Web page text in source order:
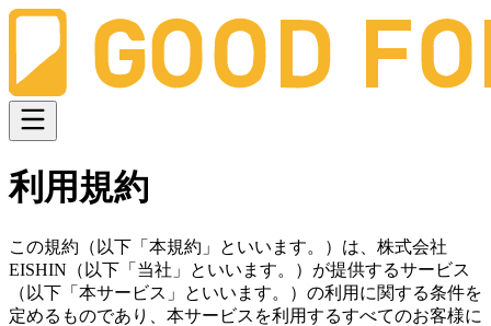
利用規約
この規約（以下「本規約」といいます。）は、株式会社
EISHIN（以下「当社」といいます。）が提供するサービス
（以下「本サービス」といいます。）の利用に関する条件を
定めるものであり、本サービスを利用するすべてのお客様に